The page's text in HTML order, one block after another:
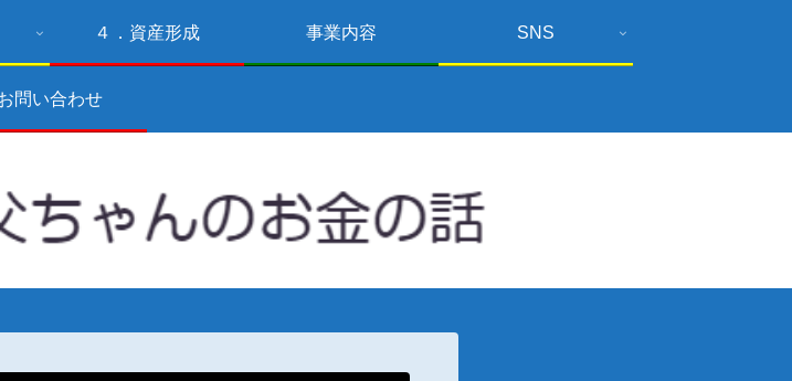
４．資産形成 事業内容 SNS
問い合わせ